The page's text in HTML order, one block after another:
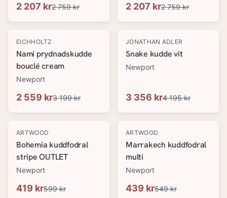
2 207 kr2 759 kr 2 207 kr2 759 kr
-20%
EICHHOLTZ
Nami prydnadskudde
bouclé cream
Newport
2 559 kr3 199 kr
-20%
JONATHAN ADLER
Snake kudde vit
Newport
3 356 kr4 195 kr
-30%
ARTWOOD
Bohemia kuddfodral
stripe OUTLET
Newport
419 kr599 kr
-20%
ARTWOOD
Marrakech kuddfodral
multi
Newport
439 kr549 kr